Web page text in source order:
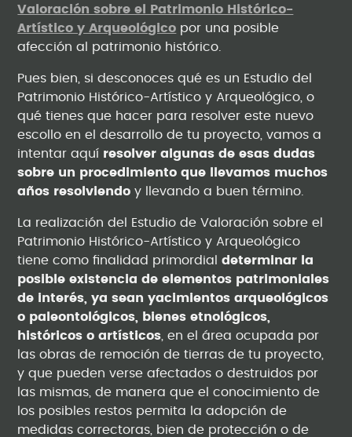
Valoración sobre el Patrimonio Histórico-
Artístico y Arqueológico por una posible
afección al patrimonio histórico.
Pues bien, si desconoces qué es un Estudio del
Patrimonio Histórico-Artístico y Arqueológico, o
qué tienes que hacer para resolver este nuevo
escollo en el desarrollo de tu proyecto, vamos a
intentar aquí resolver algunas de esas dudas
sobre un procedimiento que llevamos muchos
años resolviendo y llevando a buen término.
La realización del Estudio de Valoración sobre el
Patrimonio Histórico-Artístico y Arqueológico
tiene como finalidad primordialdeterminar la
posible existencia de elementos patrimoniales
de interés, ya sean yacimientos arqueológicos
o paleontológicos, bienes etnológicos,
históricos o artísticos , en el área ocupada por
las obras de remoción de tierras de tu proyecto,
y que pueden verse afectados o destruidos por
las mismas, de manera que el conocimiento de
los posibles restos permita la adopción de
medidas correctoras, bien de protección o de